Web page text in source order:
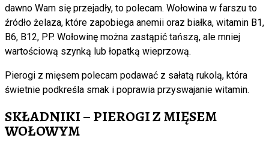
dawno Wam się przejadły, to polecam. Wołowina w farszu to
źródło żelaza, które zapobiega anemii oraz białka, witamin B1,
B6, B12, PP. Wołowinę można zastąpić tańszą, ale mniej
wartościową szynką lub łopatką wieprzową.
Pierogi z mięsem polecam podawać z sałatą rukolą, która
świetnie podkreśla smak i poprawia przyswajanie witamin.
SKŁADNIKI – PIEROGI Z MIĘSEM
WOŁOWYM